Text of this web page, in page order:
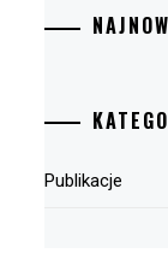
Publikacje